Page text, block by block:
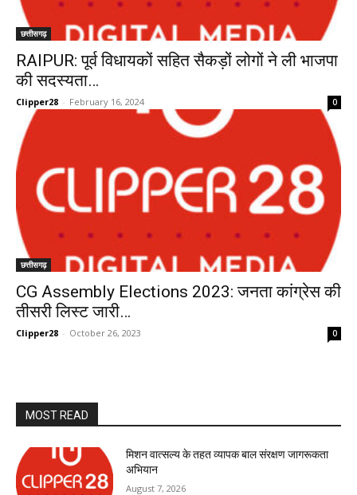
छत्तीसगढ़
RAIPUR: पूर्व विधायकों सहित सैकड़ों लोगों ने ली भाजपा
की सदस्यता…
Clipper28 - February 16, 2024 0
छत्तीसगढ़
CG Assembly Elections 2023: जनता कांग्रेस की
तीसरी लिस्ट जारी…
Clipper28 - October 26, 2023 0
MOST READ
मिशन वात्सल्य के तहत व्यापक बाल संरक्षण जागरूकता
अभियान
August 7, 2026